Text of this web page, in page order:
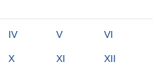
IV V VI
X XI XII